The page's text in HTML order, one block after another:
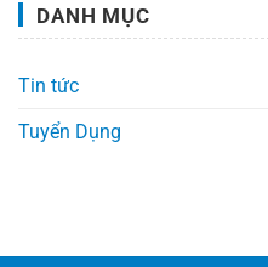
DANH MỤC
Tin tức
Tuyển Dụng